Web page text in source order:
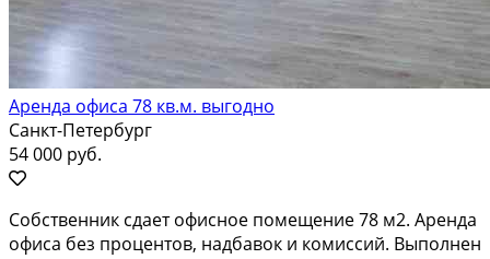
Аренда офиса 78 кв.м. выгодно
Санкт-Петербург
54 000 руб.
Собственник сдает офисное помещение 78 м2. Аренда
офиса без процентов, надбавок и комиссий. Выполнен